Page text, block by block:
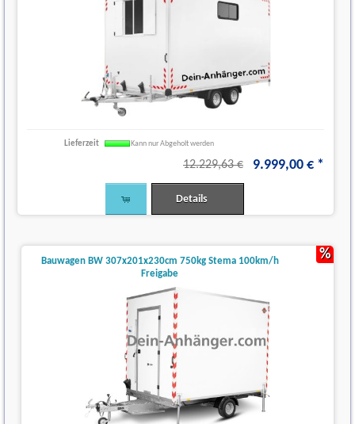
Lieferzeit Kann nur Abgeholt werden
12.229,63 € 9.999,00 € *
Details
Bauwagen BW 307x201x230cm 750kg Stema 100km/h
Freigabe
%